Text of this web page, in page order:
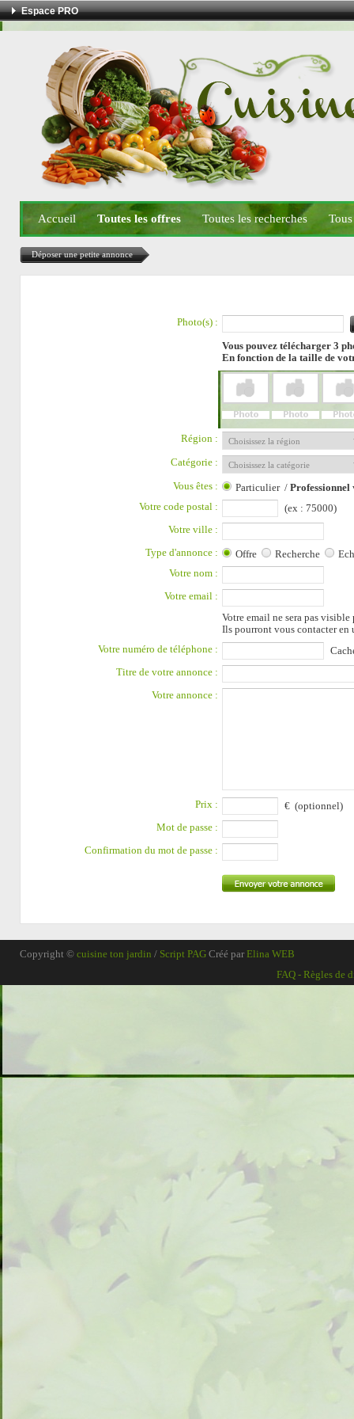
Espace PRO
Accueil Toutes les offres Toutes les recherches
Déposer une petite annonce
Photo(s) :
Vous pouvez télécharger 3
En fonction de la taille de
Région :
Catégorie :
Vous êtes : Particulier/ Professionnel
Votre code postal :
(ex : 75000)
Votre ville :
Type d'annonce : Offre Recherche
Votre nom :
Votre email :
Votre email ne sera pas
Ils pourront vous contacter
Votre numéro de téléphone :
Titre de votre annonce :
Votre annonce :
Prix :
€ (optionnel)
Mot de passe :
Confirmation du mot de passe :
Copyright © cuisine ton jardin / Script PAG Créé par Elina WEB
FAQ - Règles de